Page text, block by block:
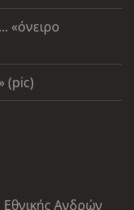
«όνειρο
(pic)
Ανδρών